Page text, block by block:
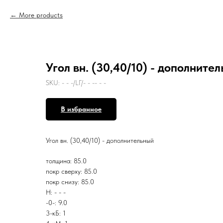
More products
Угол вн. (30,40/10) -
SKU: - - -/LГ/- - -- - -
В избранное
Угол вн. (30,40/10) - дополнительный
толщина: 85.0
покр сверху: 85.0
покр снизу: 85.0
Н: - - -
-0-: 9.0
3-кБ: 1